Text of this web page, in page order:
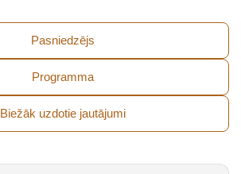
Pasniedzējs
Programma
Biežāk uzdotie jautājumi